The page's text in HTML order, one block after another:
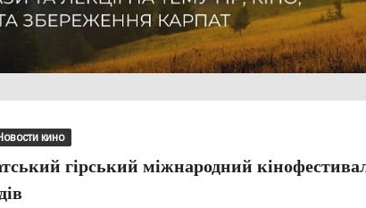
кино
гірський міжнародний